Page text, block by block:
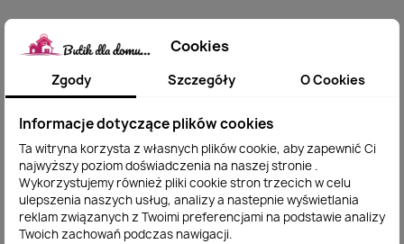
Szybki podgląd
Poduszka
Antyalergiczna
70x80cm Kolorowa
Cookies
Zgody Szczegóły O Cookies
Informacje dotyczące plików cookies
Ta witryna korzysta z własnych plików cookie, aby zapewnić Ci
najwyższy poziom doświadczenia na naszej stronie .
Wykorzystujemy również pliki cookie stron trzecich w celu
ulepszenia naszych usług, analizy a nastepnie wyświetlania
reklam związanych z Twoimi preferencjami na podstawie analizy
Twoich zachowań podczas nawigacji.